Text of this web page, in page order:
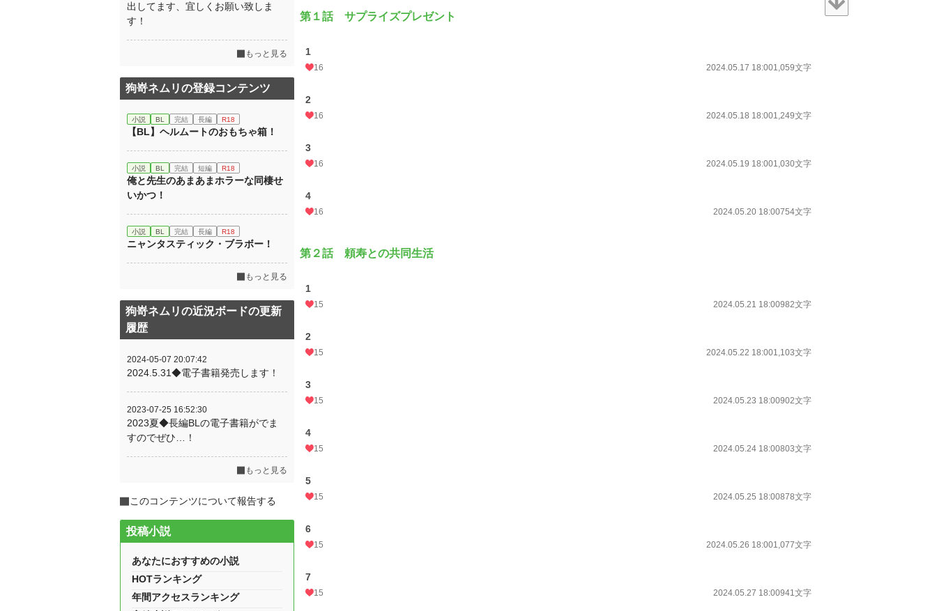
第１話 サプライズプレゼント
1
16 2024.05.17 18:001,059文字
2
16 2024.05.18 18:001,249文字
3
16 2024.05.19 18:001,030文字
4
16 2024.05.20 18:00754文字
第２話 頼寿との共同生活
1
15 2024.05.21 18:00982文字
2
15 2024.05.22 18:001,103文字
3
15 2024.05.23 18:00902文字
4
15 2024.05.24 18:00803文字
5
15 2024.05.25 18:00878文字
6
15 2024.05.26 18:001,077文字
7
15 2024.05.27 18:00941文字
出してます、宜しくお願い致しま
す！
もっと見る
狗嵜ネムリの登録コンテンツ
小説 BL 完結 長編 R18
【BL】ヘルムートのおもちゃ箱！
小説 BL 完結 短編 R18
俺と先生のあまあまホラーな同棲せ
いかつ！
小説 BL 完結 長編 R18
ニャンタスティック・ブラボー！
もっと見る
狗嵜ネムリの近況ボードの更新
履歴
2024-05-07 20:07:42
2024.5.31◆電子書籍発売します！
2023-07-25 16:52:30
2023夏◆長編BLの電子書籍がでま
すのでぜひ…！
もっと見る
このコンテンツについて報告する
投稿小説
あなたにおすすめの小説
HOTランキング
年間アクセスランキング